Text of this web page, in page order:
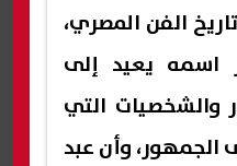
الفن المصري،
اسمه يعيد إلى
والشخصيات التي
وأن عبد